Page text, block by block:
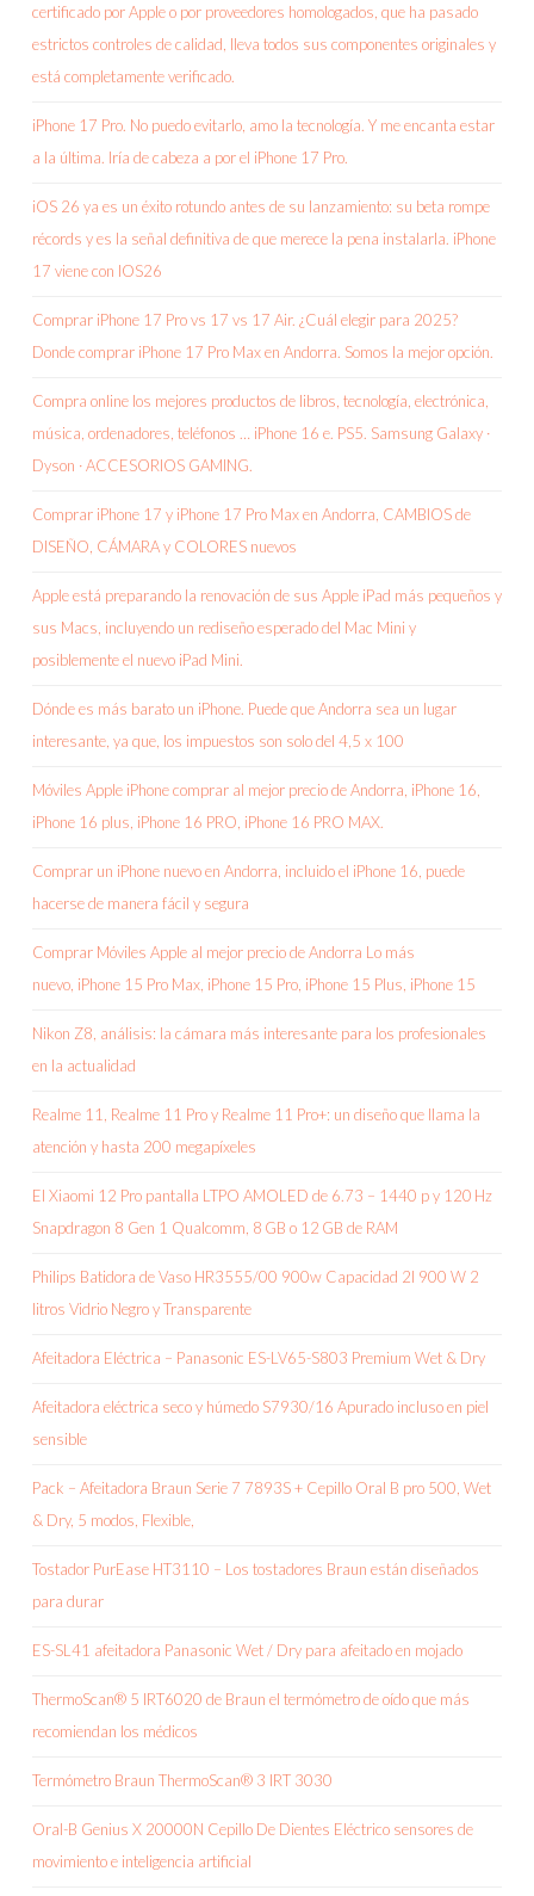
certificado por Apple o por proveedores homologados, que ha pasado
estrictos controles de calidad, lleva todos sus componentes originales y
está completamente verificado.
iPhone 17 Pro. No puedo evitarlo, amo la tecnología. Y me encanta estar
a la última. Iría de cabeza a por el iPhone 17 Pro.
iOS 26 ya es un éxito rotundo antes de su lanzamiento: su beta rompe
récords y es la señal definitiva de que merece la pena instalarla. iPhone
17 viene con IOS26
Comprar iPhone 17 Pro vs 17 vs 17 Air. ¿Cuál elegir para 2025?
Donde comprar iPhone 17 Pro Max en Andorra. Somos la mejor opción.
Compra online los mejores productos de libros, tecnología, electrónica,
música, ordenadores, teléfonos … iPhone 16 e. PS5. Samsung Galaxy ·
Dyson · ACCESORIOS GAMING.
Comprar iPhone 17 y iPhone 17 Pro Max en Andorra, CAMBIOS de
DISEÑO, CÁMARA y COLORES nuevos
Apple está preparando la renovación de sus Apple iPad más pequeños y
sus Macs, incluyendo un rediseño esperado del Mac Mini y
posiblemente el nuevo iPad Mini.
Dónde es más barato un iPhone. Puede que Andorra sea un lugar
interesante, ya que, los impuestos son solo del 4,5 x 100
Móviles Apple iPhone comprar al mejor precio de Andorra, iPhone 16,
iPhone 16 plus, iPhone 16 PRO, iPhone 16 PRO MAX.
Comprar un iPhone nuevo en Andorra, incluido el iPhone 16, puede
hacerse de manera fácil y segura
Comprar Móviles Apple al mejor precio de Andorra Lo más
nuevo, iPhone 15 Pro Max, iPhone 15 Pro, iPhone 15 Plus, iPhone 15
Nikon Z8, análisis: la cámara más interesante para los profesionales
en la actualidad
Realme 11, Realme 11 Pro y Realme 11 Pro+: un diseño que llama la
atención y hasta 200 megapíxeles
El Xiaomi 12 Pro pantalla LTPO AMOLED de 6.73 – 1440 p y 120 Hz
Snapdragon 8 Gen 1 Qualcomm, 8 GB o 12 GB de RAM
Philips Batidora de Vaso HR3555/00 900w Capacidad 2l 900 W 2
litros Vidrio Negro y Transparente
Afeitadora Eléctrica – Panasonic ES-LV65-S803 Premium Wet & Dry
Afeitadora eléctrica seco y húmedo S7930/16 Apurado incluso en piel
sensible
Pack – Afeitadora Braun Serie 7 7893S + Cepillo Oral B pro 500, Wet
& Dry, 5 modos, Flexible,
Tostador PurEase HT3110 – Los tostadores Braun están diseñados
para durar
ES-SL41 afeitadora Panasonic Wet / Dry para afeitado en mojado
ThermoScan® 5 IRT6020 de Braun el termómetro de oído que más
recomiendan los médicos
Termómetro Braun ThermoScan® 3 IRT 3030
Oral-B Genius X 20000N Cepillo De Dientes Eléctrico sensores de
movimiento e inteligencia artificial